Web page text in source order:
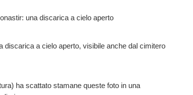
una discarica a cielo aperto
discarica a cielo aperto, visibile anche dal cimitero
ha scattato stamane queste foto in una